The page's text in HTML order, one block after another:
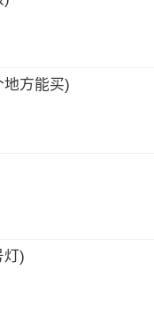
地方能买)
灯)